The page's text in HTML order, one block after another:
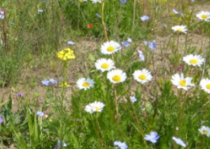
Leben
in Afrika